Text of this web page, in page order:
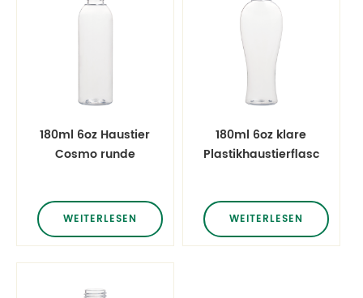
180ml 6oz Haustier
Cosmo runde
WEITERLESEN
180ml 6oz klare
Plastikhaustierflaschen
WEITERLESEN